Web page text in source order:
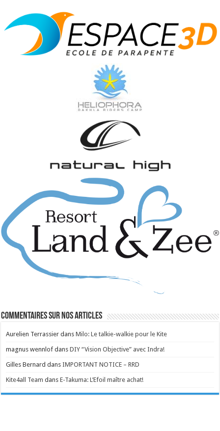
Commentaires sur nos articles
Aurelien Terrassier dansMilo: Le talkie-walkie pour le Kite
magnus wennlof dansDIY “Vision Objective” avec Indra!
Gilles Bernard dansIMPORTANT NOTICE – RRD
Kite4all Team dansE-Takuma: L’Efoil maître achat!